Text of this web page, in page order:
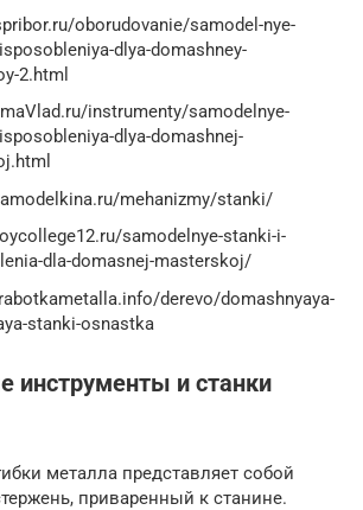
oborudovanie/samodel-nye-
dlya-domashney-
2.html
instrumenty/samodelnye-
dlya-domashnej-
mehanizmy/stanki/
samodelnye-stanki-i-
dla-domasnej-masterskoj/
derevo/domashnyaya-
stanki-osnastka
инструменты и станки
металла представляет собой
приваренный к станине.